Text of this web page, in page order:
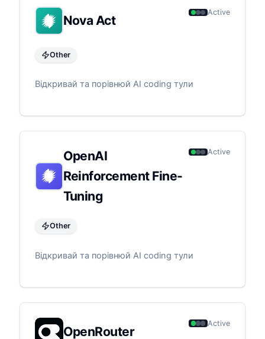
Nova Act
Active
Other
Відкривай та порівнюй AI coding тули
OpenAI
Reinforcement Fine-
Tuning
Active
Other
Відкривай та порівнюй AI coding тули
OpenRouter
Active